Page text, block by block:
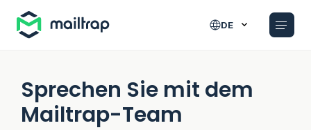
DE
Sprechen Sie mit dem
Mailtrap-Team